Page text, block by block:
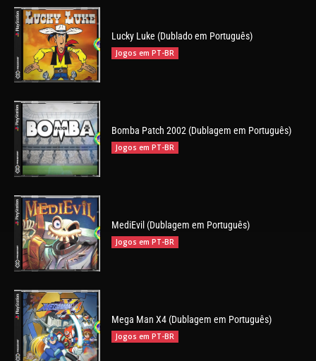
Lucky Luke (Dublado em Português)
Jogos em PT-BR
Bomba Patch 2002 (Dublagem em Português)
Jogos em PT-BR
MediEvil (Dublagem em Português)
Jogos em PT-BR
Mega Man X4 (Dublagem em Português)
Jogos em PT-BR